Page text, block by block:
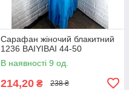
Сарафан жіночий блакитний
1236 BAIYIBAI 44-50
В наявності 9 од.
214,20 ₴ 238 ₴